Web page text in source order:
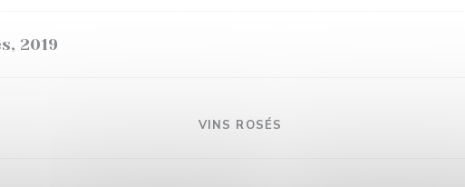
2019
VINS ROSÉS